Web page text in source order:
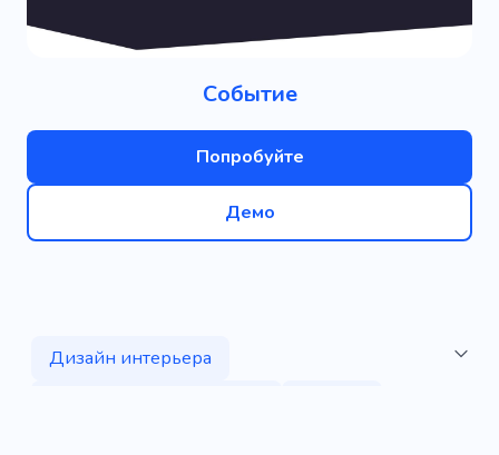
Событие
Попробуйте
Демо
Дизайн интерьера